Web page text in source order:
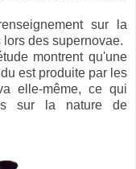
sur la
des supernovae.
montrent qu'une
est produite par les
elle-même, ce qui
sur la nature de